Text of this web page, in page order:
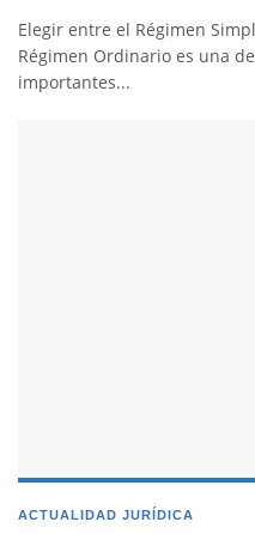
Elegir entre el Régimen
Régimen Ordinario es una
importantes...
ACTUALIDAD JURÍDICA